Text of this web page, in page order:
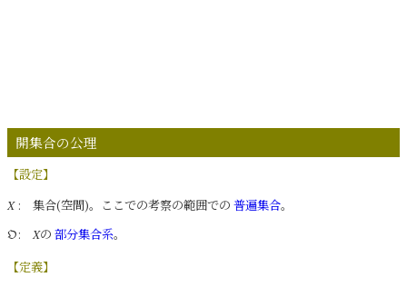
開集合の公理
【設定】
X: 集合(空間)。ここでの考察の範囲での 普遍集合。
𝔒: Xの 部分集合系。
【定義】